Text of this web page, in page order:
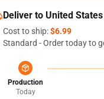
Deliver to United States
Cost to ship:$6.99
Standard - Order today to
Production
Today